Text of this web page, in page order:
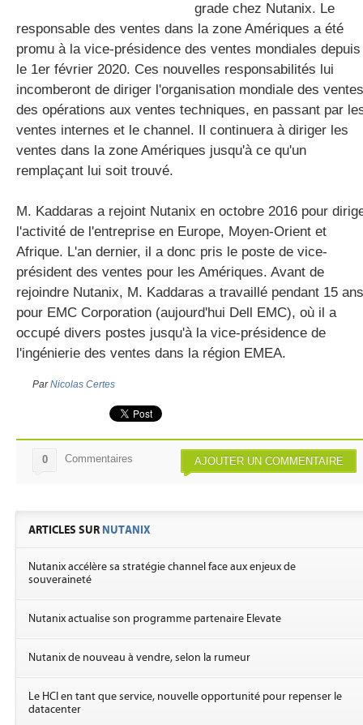
grade chez Nutanix. Le
responsable des ventes dans la zone Amériques a été
promu à la vice-présidence des ventes mondiales depuis
le 1er février 2020. Ces nouvelles responsabilités lui
incomberont de diriger l'organisation mondiale des
des opérations aux ventes techniques, en passant par
ventes internes et le channel. Il continuera à diriger les
ventes dans la zone Amériques jusqu'à ce qu'un
remplaçant lui soit trouvé.
M. Kaddaras a rejoint Nutanix en octobre 2016 pour
l'activité de l'entreprise en Europe, Moyen-Orient et
Afrique. L'an dernier, il a donc pris le poste de vice-
président des ventes pour les Amériques. Avant de
rejoindre Nutanix, M. Kaddaras a travaillé pendant 15 ans
pour EMC Corporation (aujourd'hui Dell EMC), où il a
occupé divers postes jusqu'à la vice-présidence de
l'ingénierie des ventes dans la région EMEA.
ParNicolas Certes
AJOUTER UN COMMENTAIRE
0 Commentaires
ARTICLES SUR NUTANIX
Nutanix accélère sa stratégie channel face aux enjeux de
souveraineté
Nutanix actualise son programme partenaire Elevate
Nutanix de nouveau à vendre, selon la rumeur
Le HCI en tant que service, nouvelle opportunité pour repenser le
datacenter